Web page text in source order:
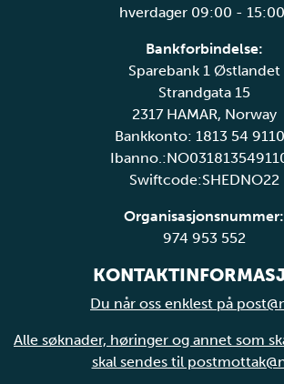
hverdager 09:00 -
Bankforbindelse:
Sparebank 1 Østlandet
Strandgata 15
2317 HAMAR, Norway
Bankkonto: 1813 54
Swiftcode:SHEDNO22
Organisasjonsnummer:
974 953 552
Du når oss enklest på
Alle søknader, høringer og annet som
skal sendes til